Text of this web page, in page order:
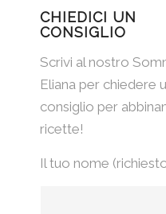
CHIEDICI UN
CONSIGLIO
Scrivi al nostro
Eliana per chiedere
consiglio per
ricette!
Il tuo nome